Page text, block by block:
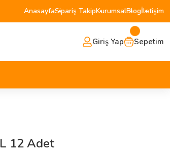
AnasayfaSipariş TakipKurumsalBlogİletişim
Giriş Yap Sepetim
12 Adet